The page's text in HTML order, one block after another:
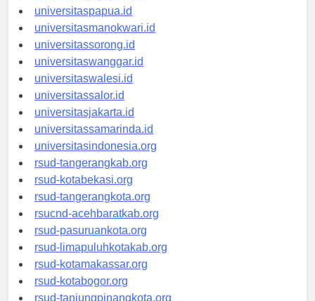
universitasjayapura.id
universitaspapua.id
universitasmanokwari.id
universitassorong.id
universitaswanggar.id
universitaswalesi.id
universitassalor.id
universitasjakarta.id
universitassamarinda.id
universitasindonesia.org
rsud-tangerangkab.org
rsud-kotabekasi.org
rsud-tangerangkota.org
rsucnd-acehbaratkab.org
rsud-pasuruankota.org
rsud-limapuluhkotakab.org
rsud-kotamakassar.org
rsud-kotabogor.org